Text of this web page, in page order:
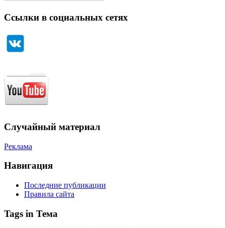
Ссылки в социальных сетях
Случайный материал
Реклама
Навигация
Последние публикации
Правила сайта
Tags in Тема